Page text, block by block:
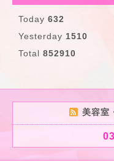
Today 632
Yesterday 1510
Total 852910
美容室